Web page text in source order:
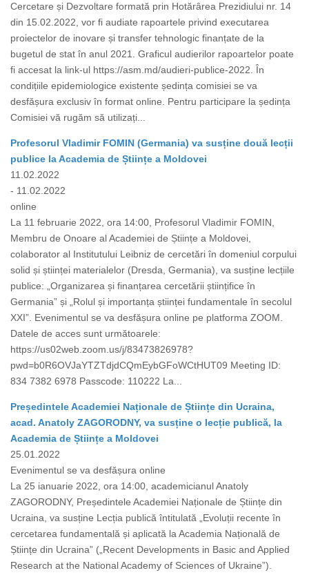
Cercetare și Dezvoltare formată prin Hotărârea Prezidiului nr. 14
din 15.02.2022, vor fi audiate rapoartele privind executarea
proiectelor de inovare și transfer tehnologic finanțate de la
bugetul de stat în anul 2021. Graficul audierilor rapoartelor poate
fi accesat la link-ul https://asm.md/audieri-publice-2022. În
condițiile epidemiologice existente ședința comisiei se va
desfășura exclusiv în format online. Pentru participare la ședința
Comisiei vă rugăm să utilizați...
Profesorul Vladimir FOMIN (Germania) va susține două lecții
publice la Academia de Științe a Moldovei
11.02.2022
- 11.02.2022
online
La 11 februarie 2022, ora 14:00, Profesorul Vladimir FOMIN,
Membru de Onoare al Academiei de Științe a Moldovei,
colaborator al Institutului Leibniz de cercetări în domeniul corpului
solid și științei materialelor (Dresda, Germania), va susține lecțiile
publice: „Organizarea și finanțarea cercetării științifice în
Germania” și „Rolul și importanța științei fundamentale în secolul
XXI”. Evenimentul se va desfășura online pe platforma ZOOM.
Datele de acces sunt următoarele:
https://us02web.zoom.us/j/83473826978?
pwd=b0R6OVJaYTZTdjdCQmEybGFoWCtHUT09 Meeting ID:
834 7382 6978 Passcode: 110222 La...
Președintele Academiei Naționale de Științe din Ucraina,
acad. Anatoly ZAGORODNY, va susține o lecție publică, la
Academia de Științe a Moldovei
25.01.2022
Evenimentul se va desfășura online
La 25 ianuarie 2022, ora 14:00, academicianul Anatoly
ZAGORODNY, Președintele Academiei Naționale de Științe din
Ucraina, va susține Lecția publică întitulată „Evoluții recente în
cercetarea fundamentală și aplicată la Academia Națională de
Științe din Ucraina” („Recent Developments in Basic and Applied
Research at the National Academy of Sciences of Ukraine”).